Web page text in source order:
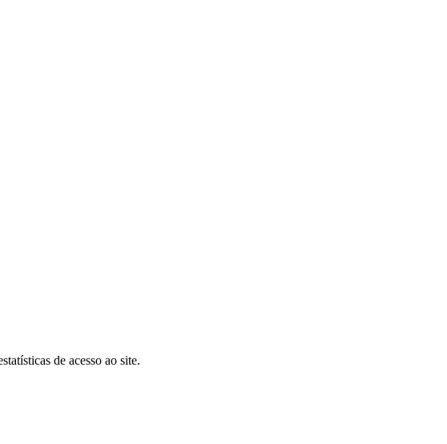
de acesso ao site.